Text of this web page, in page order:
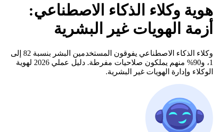
هوية وكلاء الذكاء الاصطناعي:
أزمة الهويات غير البشرية
وكلاء الذكاء الاصطناعي يفوقون المستخدمين البشر بنسبة 82 إلى
1، و90% منهم يملكون صلاحيات مفرطة. دليل عملي 2026 لهوية
الوكلاء وإدارة الهويات غير البشرية.